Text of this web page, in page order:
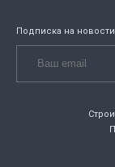
Подписка на новости